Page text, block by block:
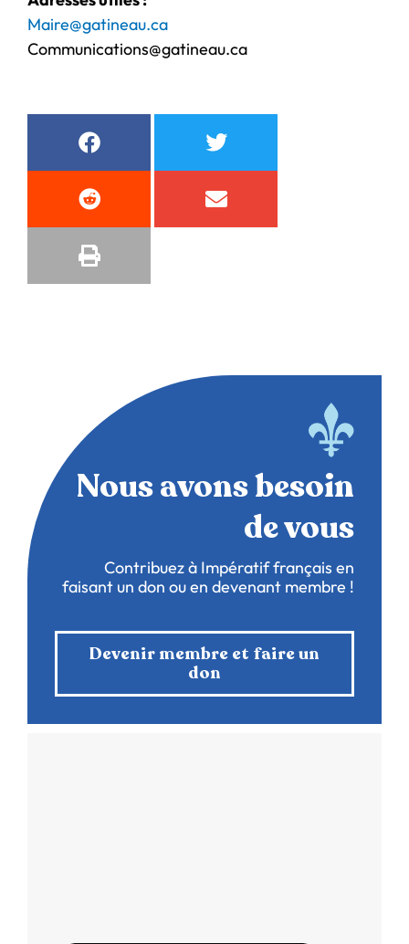
Maire@gatineau.ca
Communications@gatineau.ca
Nous avons besoin
de vous
Contribuez à Impératif français en
faisant un don ou en devenant membre !
Devenir membre et faire un
don